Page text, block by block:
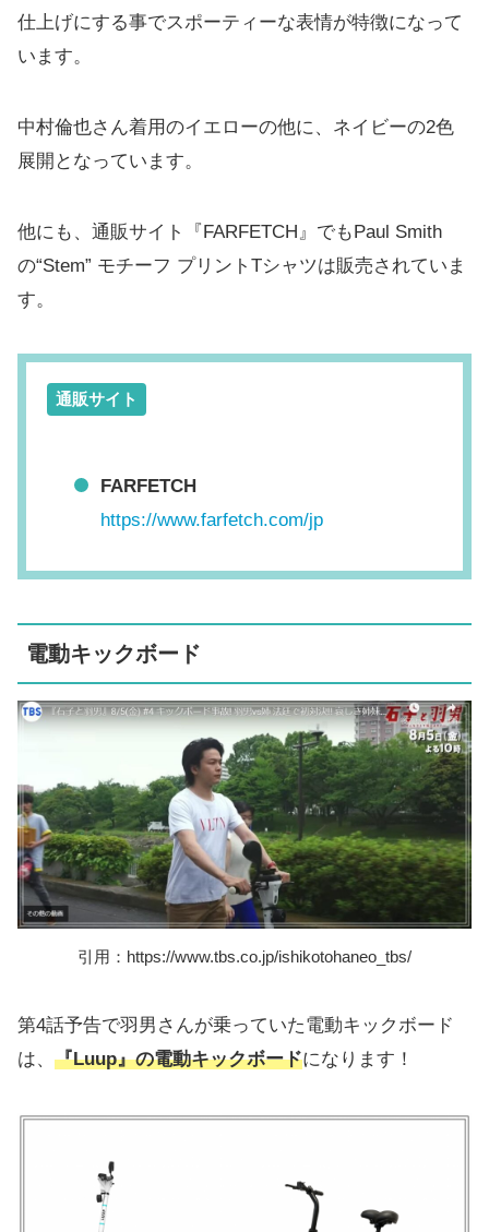
仕上げにする事でスポーティーな表情が特徴になって
います。
中村倫也さん着用のイエローの他に、ネイビーの2色
展開となっています。
他にも、通販サイト『FARFETCH』でもPaul Smith
の“Stem” モチーフ プリントTシャツは販売されていま
す。
通販サイト
FARFETCH
https://www.farfetch.com/jp
電動キックボード
引用：https://www.tbs.co.jp/ishikotohaneo_tbs/
第4話予告で羽男さんが乗っていた電動キックボード
は、 『Luup』の電動キックボードになります！